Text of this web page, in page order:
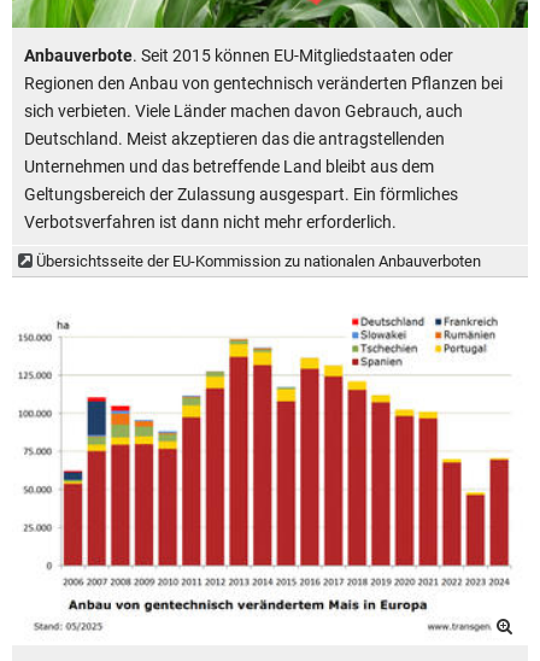
Anbauverbote. Seit 2015 können EU-Mitgliedstaaten oder
Regionen den Anbau von gentechnisch veränderten Pflanzen bei
sich verbieten. Viele Länder machen davon Gebrauch, auch
Deutschland. Meist akzeptieren das die antragstellenden
Unternehmen und das betreffende Land bleibt aus dem
Geltungsbereich der Zulassung ausgespart. Ein förmliches
Verbotsverfahren ist dann nicht mehr erforderlich.
Übersichtsseite der EU-Kommission zu nationalen Anbauverboten